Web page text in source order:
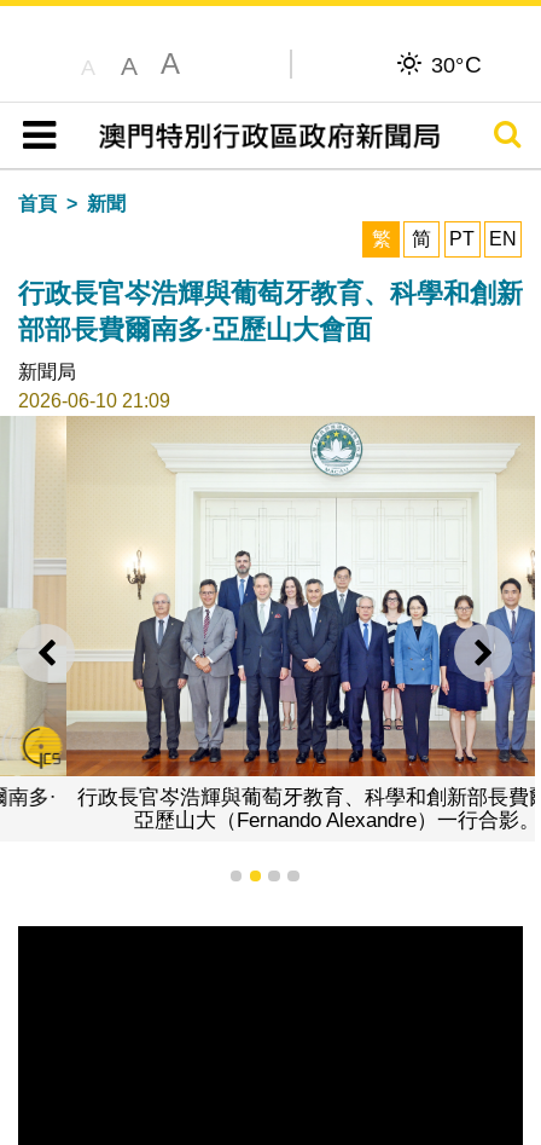
A A A 30°C
目錄
搜尋
首頁
新聞
繁
简 PT EN
行政長官岑浩輝與葡萄牙教育、科學和創新
部部長費爾南多·亞歷山大會面
新聞局
2026-06-10 21:09
上一則 下一
行政長官岑浩輝與葡萄牙教育、科學和創新部長費爾南多·
亞歷山大（Fernando Alexandre）一行合影。
1 2 3 4